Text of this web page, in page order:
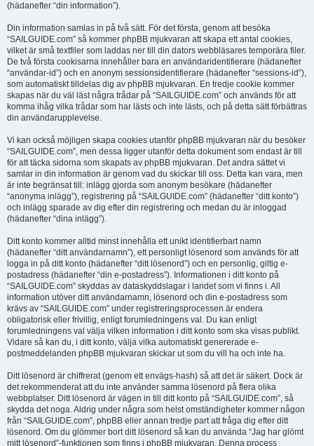
(hädanefter “din information”).
Din information samlas in på två sätt. För det första, genom att besöka
“SAILGUIDE.com” så kommer phpBB mjukvaran att skapa ett antal cookies,
vilket är små textfiler som laddas ner till din dators webbläsares temporära filer.
De två första cookisarna innehåller bara en användaridentifierare (hädanefter
“användar-id”) och en anonym sessionsidentifierare (hädanefter “sessions-id”),
som automatiskt tilldelas dig av phpBB mjukvaran. En tredje cookie kommer
skapas när du väl läst några trådar på “SAILGUIDE.com” och används för att
komma ihåg vilka trådar som har lästs och inte lästs, och på detta sätt förbättras
din användarupplevelse.
Vi kan också möjligen skapa cookies utanför phpBB mjukvaran när du besöker
“SAILGUIDE.com”, men dessa ligger utanför detta dokument som endast är till
för att täcka sidorna som skapats av phpBB mjukvaran. Det andra sättet vi
samlar in din information är genom vad du skickar till oss. Detta kan vara, men
är inte begränsat till: inlägg gjorda som anonym besökare (hädanefter
“anonyma inlägg”), registrering på “SAILGUIDE.com” (hädanefter “ditt konto”)
och inlägg sparade av dig efter din registrering och medan du är inloggad
(hädanefter “dina inlägg”).
Ditt konto kommer alltid minst innehålla ett unikt identifierbart namn
(hädanefter “ditt användarnamn”), ett personligt lösenord som används för att
logga in på ditt konto (hädanefter “ditt lösenord”) och en personlig, giltig e-
postadress (hädanefter “din e-postadress”). Informationen i ditt konto på
“SAILGUIDE.com” skyddas av dataskyddslagar i landet som vi finns i. All
information utöver ditt användarnamn, lösenord och din e-postadress som
krävs av “SAILGUIDE.com” under registreringsprocessen är endera
obligatorisk eller frivillig, enligt forumledningens val. Du kan enligt
forumledningens val välja vilken information i ditt konto som ska visas publikt.
Vidare så kan du, i ditt konto, välja vilka automatiskt genererade e-
postmeddelanden phpBB mjukvaran skickar ut som du vill ha och inte ha.
Ditt lösenord är chiffrerat (genom ett envägs-hash) så att det är säkert. Dock är
det rekommenderat att du inte använder samma lösenord på flera olika
webbplatser. Ditt lösenord är vägen in till ditt konto på “SAILGUIDE.com”, så
skydda det noga. Aldrig under några som helst omständigheter kommer någon
från “SAILGUIDE.com”, phpBB eller annan tredje part att fråga dig efter ditt
lösenord. Om du glömmer bort ditt lösenord så kan du använda “Jag har glömt
mitt lösenord”-funktionen som finns i phpBB mjukvaran. Denna process